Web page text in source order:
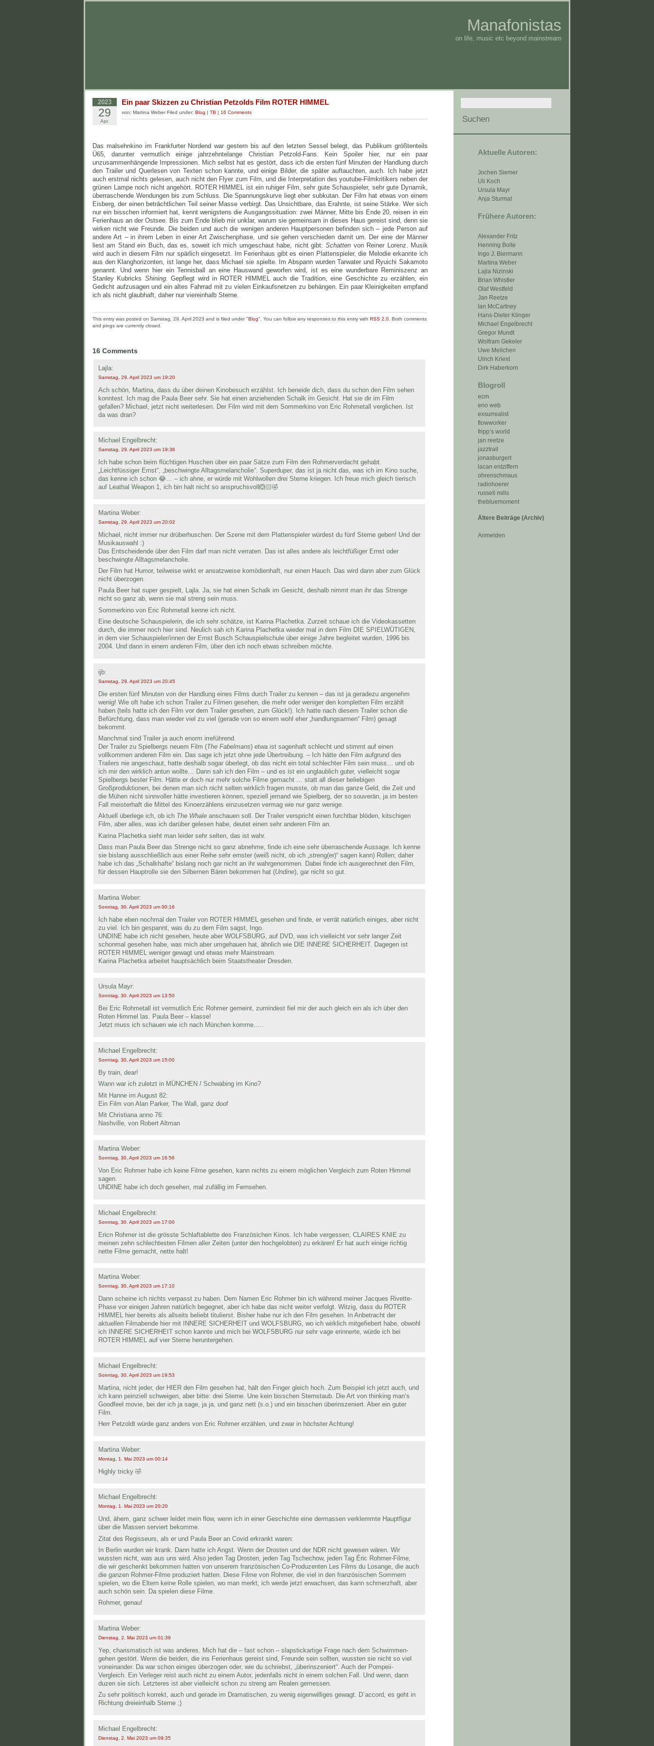
Manafonistas
on life, music etc beyond mainstream
Aktuelle Autoren:
Jochen Siemer
Uli Koch
Ursula Mayr
Anja Sturmat
Frühere Autoren:
Alexander Fritz
Henning Bolte
Ingo J. Biermann
Martina Weber
Lajla Nizinski
Brian Whistler
Olaf Westfeld
Jan Reetze
Ian McCartney
Hans-Dieter Klinger
Michael Engelbrecht
Gregor Mundt
Wolfram Gekeler
Uwe Meilchen
Ulrich Kriest
Dirk Haberkorn
Blogroll
ecm
eno web
exsurrealist
flowworker
fripp‘s world
jan reetze
jazztrail
jonasburgert
lacan entziffern
ohrenschmaus
radiohoerer
russell mills
thebluemoment
Ältere Beiträge (Archiv)
Anmelden
2023
29
Apr.
Ein paar Skizzen zu Christian Petzolds Film ROTER HIMMEL
von: Martina Weber Filed under: Blog | TB | 16 Comments
Das malsehnkino im Frankfurter Nordend war gestern bis auf den letzten Sessel belegt, das Publikum größtenteils
Ü65, darunter vermutlich einige jahrzehntelange Christian Petzold-Fans. Kein Spoiler hier, nur ein paar
unzusammenhängende Impressionen. Mich selbst hat es gestört, dass ich die ersten fünf Minuten der Handlung durch
den Trailer und Querlesen von Texten schon kannte, und einige Bilder, die später auftauchten, auch. Ich habe jetzt
auch erstmal nichts gelesen, auch nicht den Flyer zum Film, und die Interpretation des youtube-Filmkritikers neben der
grünen Lampe noch nicht angehört. ROTER HIMMEL ist ein ruhiger Film, sehr gute Schauspieler, sehr gute Dynamik,
überraschende Wendungen bis zum Schluss. Die Spannungskurve liegt eher subkutan. Der Film hat etwas von einem
Eisberg, der einen beträchtlichen Teil seiner Masse verbirgt. Das Unsichtbare, das Erahnte, ist seine Stärke. Wer sich
nur ein bisschen informiert hat, kennt wenigstens die Ausgangssituation: zwei Männer, Mitte bis Ende 20, reisen in ein
Ferienhaus an der Ostsee. Bis zum Ende blieb mir unklar, warum sie gemeinsam in dieses Haus gereist sind, denn sie
wirken nicht wie Freunde. Die beiden und auch die wenigen anderen Hauptpersonen befinden sich – jede Person auf
andere Art – in ihrem Leben in einer Art Zwischenphase, und sie gehen verschieden damit um. Der eine der Männer
liest am Stand ein Buch, das es, soweit ich mich umgeschaut habe, nicht gibt:Schatten von Reiner Lorenz. Musik
wird auch in diesem Film nur spärlich eingesetzt. Im Ferienhaus gibt es einen Plattenspieler, die Melodie erkannte ich
aus den Klanghorizonten, ist lange her, dass Michael sie spielte. Im Abspann wurden Tarwater und Ryuichi Sakamoto
genannt. Und wenn hier ein Tennisball an eine Hauswand geworfen wird, ist es eine wunderbare Reminiszenz an
Stanley Kubricks Shining. Gepflegt wird in ROTER HIMMEL auch die Tradition, eine Geschichte zu erzählen, ein
Gedicht aufzusagen und ein altes Fahrrad mit zu vielen Einkaufsnetzen zu behängen. Ein paar Kleinigkeiten empfand
ich als nicht glaubhaft, daher nur viereinhalb Sterne.
This entry was posted on Samstag, 29. April 2023 and is filed under "Blog". You can follow any responses to this entry with RSS 2.0. Both comments
and pings are currently closed.
16 Comments
Lajla:
Samstag, 29. April 2023 um 19:20
Ach schön, Martina, dass du über deinen Kinobesuch erzählst. Ich beneide dich, dass du schon den Film sehen
konntest. Ich mag die Paula Beer sehr. Sie hat einen anziehenden Schalk im Gesicht. Hat sie dir im Film
gefallen? Michael, jetzt nicht weiterlesen. Der Film wird mit dem Sommerkino von Eric Rohmetall verglichen. Ist
da was dran?
Michael Engelbrecht:
Samstag, 29. April 2023 um 19:36
Ich habe schon beim flüchtigen Huschen über ein paar Sätze zum Film den Rohmerverdacht gehabt.
„Leichtfüssiger Ernst“, „beschwingte Alltagsmelancholie“. Superduper, das ist ja nicht das, was ich im Kino suche,
das kenne ich schon 😂… – ich ahne, er würde mit Wohlwollen drei Sterne kriegen. Ich freue mich gleich tierisch
auf Leathal Weapon 1, ich bin halt nicht so anspruchsvoll🙆🏻🤣
Martina Weber:
Samstag, 29. April 2023 um 20:02
Michael, nicht immer nur drüberhuschen. Der Szene mit dem Plattenspieler würdest du fünf Sterne geben! Und der
Musikauswahl :)
Das Entscheidende über den Film darf man nicht verraten. Das ist alles andere als leichtfüßiger Ernst oder
beschwingte Alltagsmelancholie.
Der Film hat Humor, teilweise wirkt er ansatzweise komödienhaft, nur einen Hauch. Das wird dann aber zum Glück
nicht überzogen.
Paula Beer hat super gespielt, Lajla. Ja, sie hat einen Schalk im Gesicht, deshalb nimmt man ihr das Strenge
nicht so ganz ab, wenn sie mal streng sein muss.
Sommerkino von Eric Rohmetall kenne ich nicht.
Eine deutsche Schauspielerin, die ich sehr schätze, ist Karina Plachetka. Zurzeit schaue ich die Videokassetten
durch, die immer noch hier sind. Neulich sah ich Karina Plachetka wieder mal in dem Film DIE SPIELWÜTIGEN,
in dem vier Schauspieler/innen der Ernst Busch Schauspielschule über einige Jahre begleitet wurden, 1996 bis
2004. Und dann in einem anderen Film, über den ich noch etwas schreiben möchte.
ijb:
Samstag, 29. April 2023 um 20:45
Die ersten fünf Minuten von der Handlung eines Films durch Trailer zu kennen – das ist ja geradezu angenehm
wenig! Wie oft habe ich schon Trailer zu Filmen gesehen, die mehr oder weniger den kompletten Film erzählt
haben (teils hatte ich den Film vor dem Trailer gesehen, zum Glück!). Ich hatte nach diesem Trailer schon die
Befürchtung, dass man wieder viel zu viel (gerade von so einem wohl eher „handlungsarmen“ Film) gesagt
bekommt.
Manchmal sind Trailer ja auch enorm irreführend.
Der Trailer zu Spielbergs neuem Film (The Fabelmans) etwa ist sagenhaft schlecht und stimmt auf einen
vollkommen anderen Film ein. Das sage ich jetzt ohne jede Übertreibung. – Ich hätte den Film aufgrund des
Trailers nie angeschaut, hatte deshalb sogar überlegt, ob das nicht ein total schlechter Film sein muss… und ob
ich mir den wirklich antun wollte… Dann sah ich den Film – und es ist ein unglaublich guter, vielleicht sogar
Spielbergs bester Film. Hätte er doch nur mehr solche Filme gemacht … statt all dieser beliebigen
Großproduktionen, bei denen man sich nicht selten wirklich fragen musste, ob man das ganze Geld, die Zeit und
die Mühen nicht sinnvoller hätte investieren können, speziell jemand wie Spielberg, der so souverän, ja im besten
Fall meisterhaft die Mittel des Kinoerzählens einzusetzen vermag wie nur ganz wenige.
Aktuell überlege ich, ob ich The Whale anschauen soll. Der Trailer verspricht einen furchtbar blöden, kitschigen
Film, aber alles, was ich darüber gelesen habe, deutet einen sehr anderen Film an.
Karina Plachetka sieht man leider sehr selten, das ist wahr.
Dass man Paula Beer das Strenge nicht so ganz abnehme, finde ich eine sehr überraschende Aussage. Ich kenne
sie bislang ausschließlich aus einer Reihe sehr ernster (weiß nicht, ob ich „streng(er)“ sagen kann) Rollen; daher
habe ich das „Schalkhafte“ bislang noch gar nicht an ihr wahrgenommen. Dabei finde ich ausgerechnet den Film,
für dessen Hauptrolle sie den Silbernen Bären bekommen hat (Undine), gar nicht so gut.
Martina Weber:
Sonntag, 30. April 2023 um 00:16
Ich habe eben nochmal den Trailer von ROTER HIMMEL gesehen und finde, er verrät natürlich einiges, aber nicht
zu viel. Ich bin gespannt, was du zu dem Film sagst, Ingo.
UNDINE habe ich nicht gesehen, heute aber WOLFSBURG, auf DVD, was ich vielleicht vor sehr langer Zeit
schonmal gesehen habe, was mich aber umgehauen hat, ähnlich wie DIE INNERE SICHERHEIT. Dagegen ist
ROTER HIMMEL weniger gewagt und etwas mehr Mainstream.
Karina Plachetka arbeitet hauptsächlich beim Staatstheater Dresden.
Ursula Mayr:
Sonntag, 30. April 2023 um 13:50
Bei Eric Rohmetall ist vermutlich Eric Rohmer gemeint, zumindest fiel mir der auch gleich ein als ich über den
Roten Himmel las. Paula Beer – klasse!
Jetzt muss ich schauen wie ich nach München komme…..
Michael Engelbrecht:
Sonntag, 30. April 2023 um 15:00
By train, dear!
Wann war ich zuletzt in MÜNCHEN / Schwabing im Kino?
Mit Hanne im August 82:
Ein Film von Alan Parker, The Wall, ganz doof
Mit Christiana anno 76:
Nashville, von Robert Altman
Martina Weber:
Sonntag, 30. April 2023 um 16:56
Von Eric Rohmer habe ich keine Filme gesehen, kann nichts zu einem möglichen Vergleich zum Roten Himmel
sagen.
UNDINE habe ich doch gesehen, mal zufällig im Fernsehen.
Michael Engelbrecht:
Sonntag, 30. April 2023 um 17:00
Ericn Rohmer ist die grösste Schlaftablette des Französichen Kinos. Ich habe vergessen, CLAIRES KNIE zu
meinen zehn schlechtesten Filmen aller Zeiten (unter den hochgelobten) zu erkären! Er hat auch einige richtig
nette Filme gemacht, nette halt!
Martina Weber:
Sonntag, 30. April 2023 um 17:10
Dann scheine ich nichts verpasst zu haben. Dem Namen Eric Rohmer bin ich während meiner Jacques Rivette-
Phase vor einigen Jahren natürlich begegnet, aber ich habe das nicht weiter verfolgt. Witzig, dass du ROTER
HIMMEL hier bereits als allseits beliebt titulierst. Bisher habe nur ich den Film gesehen. In Anbetracht der
aktuellen Filmabende hier mit INNERE SICHERHEIT und WOLFSBURG, wo ich wirklich mitgefiebert habe, obwohl
ich INNERE SICHERHEIT schon kannte und mich bei WOLFSBURG nur sehr vage erinnerte, würde ich bei
ROTER HIMMEL auf vier Sterne heruntergehen.
Michael Engelbrecht:
Sonntag, 30. April 2023 um 19:53
Martina, nicht jeder, der HIER den Film gesehen hat, hält den Finger gleich hoch. Zum Beispiel ich jetzt auch, und
ich kann peinziell schweigen, aber bitte: drei Sterne. Une kein bisschen Sternstaub. Die Art von thinking man‘s
Goodfeel movie, bei der ich ja sage, ja ja, und ganz nett (s.o.) und ein bisschen überinszeniert. Aber ein guter
Film.
Herr Petzoldt würde ganz anders von Eric Rohmer erzählen, und zwar in höchster Achtung!
Martina Weber:
Montag, 1. Mai 2023 um 00:14
Highly tricky 🤣
Michael Engelbrecht:
Montag, 1. Mai 2023 um 20:20
Und, ähem, ganz schwer leidet mein flow, wenn ich in einer Geschichte eine dermassen verklemmte Hauptfigur
über die Massen serviert bekomme.
Zitat des Regisseurs, als er und Paula Beer an Covid erkrankt waren:
In Berlin wurden wir krank. Dann hatte ich Angst. Wenn der Drosten und der NDR nicht gewesen wären. Wir
wussten nicht, was aus uns wird. Also jeden Tag Drosten, jeden Tag Tschechow, jeden Tag Éric Rohmer-Filme,
die wir geschenkt bekommen hatten von unserem französischen Co-Produzenten Les Films du Losange, die auch
die ganzen Rohmer-Filme produziert hatten. Diese Filme von Rohmer, die viel in den französischen Sommern
spielen, wo die Eltern keine Rolle spielen, wo man merkt, ich werde jetzt erwachsen, das kann schmerzhaft, aber
auch schön sein. Da spielen diese Filme.
Rohmer, genau!
Martina Weber:
Dienstag, 2. Mai 2023 um 01:39
Yep, charismatisch ist was anderes. Mich hat die – fast schon – slapstickartige Frage nach dem Schwimmen-
gehen gestört. Wenn die beiden, die ins Ferienhaus gereist sind, Freunde sein sollten, wussten sie nicht so viel
voneinander. Da war schon einiges überzogen oder, wie du schriebst, „überinszeniert“. Auch der Pompeii-
Vergleich. Ein Verleger reist auch nicht zu einem Autor, jedenfalls nicht in einem solchen Fall. Und wenn, dann
duzen sie sich. Letzteres ist aber vielleicht schon zu streng am Realen gemessen.
Zu sehr politisch korrekt, auch und gerade im Dramatischen, zu wenig eigenwilliges gewagt. D´accord, es geht in
Richtung dreieinhalb Sterne ;)
Michael Engelbrecht:
Dienstag, 2. Mai 2023 um 09:35